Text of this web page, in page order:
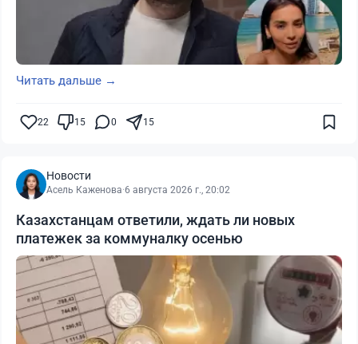
Читать дальше →
22 15 0 15
Новости
Асель Каженова·6 августа 2026 г., 20:02
Казахстанцам ответили, ждать ли новых
платежек за коммуналку осенью